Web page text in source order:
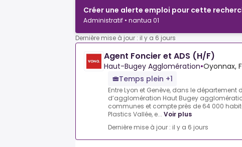
Créer une alerte emploi pour cette
Administratif • nantua 01
Dernière mise à jour : il y a 6 jours
Agent Foncier et ADS (H/F)
Haut-Bugey Agglomération•Oyonnax,
Temps plein +1
Entre Lyon et Genève, dans le département
d’agglomération Haut Bugey
communes et compte près de 64 000
Plastics Vallée, e... Voir plus
Dernière mise à jour : il y a 6 jours